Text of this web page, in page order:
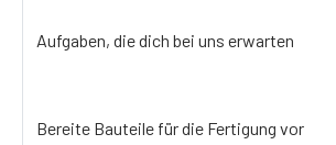
Aufgaben, die dich bei uns erwarten
Bereite Bauteile für die Fertigung vor